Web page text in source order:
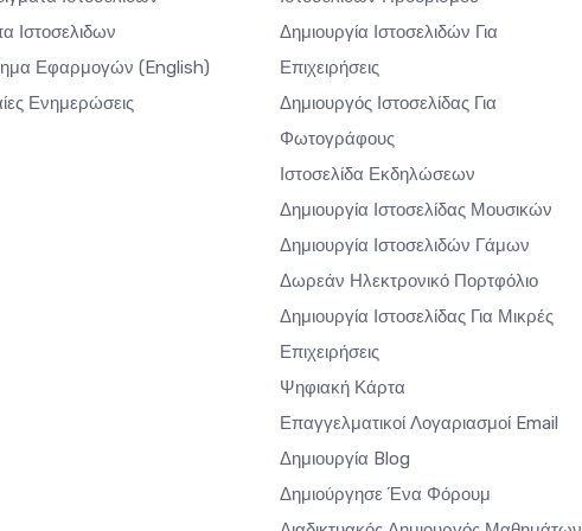
Ιστοσελιδων
Εφαρμογών (English)
Ενημερώσεις
Δημιουργία Ιστοσελιδών Για
Επιχειρήσεις
Δημιουργός Ιστοσελίδας Για
Φωτογράφους
Ιστοσελίδα Εκδηλώσεων
Δημιουργία Ιστοσελίδας Μουσικών
Δημιουργία Ιστοσελιδών Γάμων
Δωρεάν Ηλεκτρονικό Πορτφόλιο
Δημιουργία Ιστοσελίδας Για Μικρές
Επιχειρήσεις
Ψηφιακή Κάρτα
Επαγγελματικοί Λογαριασμοί Email
Δημιουργία Blog
Δημιούργησε Ένα Φόρουμ